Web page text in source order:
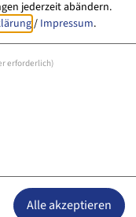
Herzo-
jederzeit abändern.
/ Impressum.
erforderlich)
Alle akzeptieren